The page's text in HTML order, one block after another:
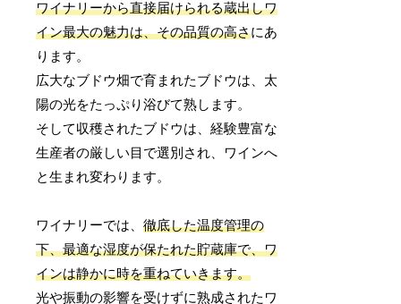
ワイナリーから直接届けられる蔵出しワ
イン最大の魅力は、その品質の高さにあ
ります。
広大なブドウ畑で育まれたブドウは、太
陽の光をたっぷり浴びて熟します。
そして収穫されたブドウは、経験豊富な
生産者の厳しい目で選別され、ワインへ
と生まれ変わります。
ワイナリーでは、徹底した温度管理の
下、最適な湿度が保たれた貯蔵庫で、ワ
インは静かに時を重ねていきます。
光や振動の影響を受けずに熟成されたワ